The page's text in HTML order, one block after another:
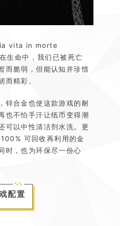
vita in morte
生命中，我们已被死亡
而脆弱，但能认知并珍惜
而精彩。
锌合金也使这款游戏的耐
也不怕手汗让纸币变得潮
可以中性清洁剂水洗。更
可回收再利用的金
时，也为环保尽一份心
配置